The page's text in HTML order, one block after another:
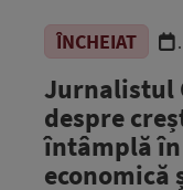
ÎNCHEIAT .
Jurnalistul
despre
întâmplă
economică